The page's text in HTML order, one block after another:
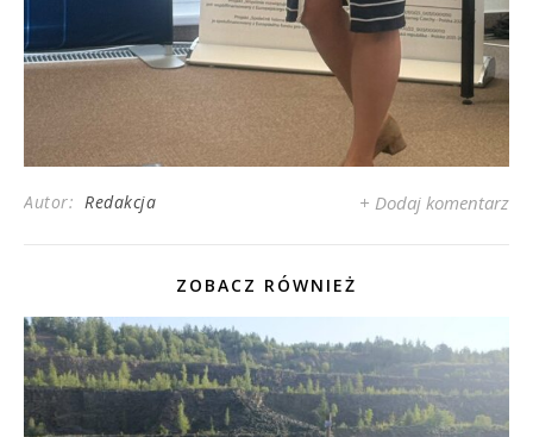
Autor: Redakcja + Dodaj komentarz
ZOBACZ RÓWNIEŻ